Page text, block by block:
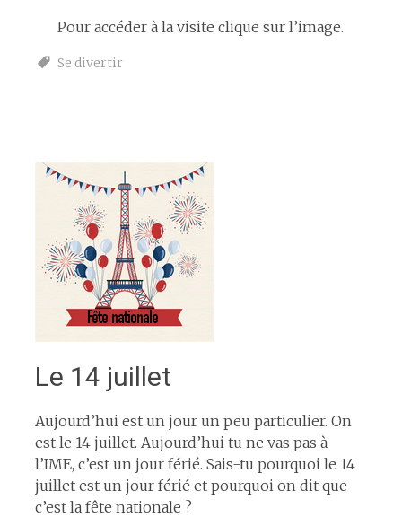
Pour accéder à la visite clique sur l’image.
Se divertir
Le 14 juillet
Aujourd’hui est un jour un peu particulier. On
est le 14 juillet. Aujourd’hui tu ne vas pas à
l’IME, c’est un jour férié. Sais-tu pourquoi le 14
juillet est un jour férié et pourquoi on dit que
c’est la fête nationale ?